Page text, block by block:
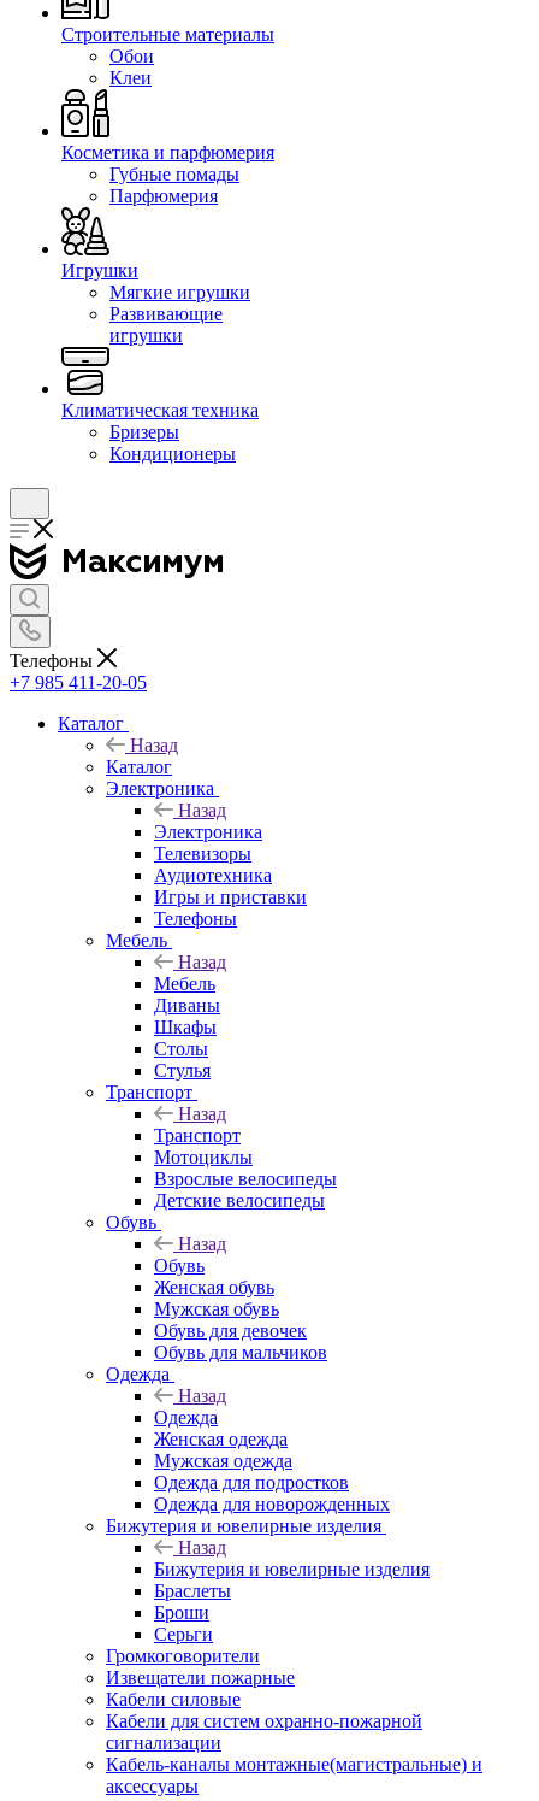
Строительные материалы
Обои
Клеи
Косметика и парфюмерия
Губные помады
Парфюмерия
Игрушки
Мягкие игрушки
Развивающие
игрушки
Климатическая техника
Бризеры
Кондиционеры
Телефоны
+7 985 411-20-05
Каталог
Назад
Каталог
Электроника
Назад
Электроника
Телевизоры
Аудиотехника
Игры и приставки
Телефоны
Мебель
Назад
Мебель
Диваны
Шкафы
Столы
Стулья
Транспорт
Назад
Транспорт
Мотоциклы
Взрослые велосипеды
Детские велосипеды
Обувь
Назад
Обувь
Женская обувь
Мужская обувь
Обувь для девочек
Обувь для мальчиков
Одежда
Назад
Одежда
Женская одежда
Мужская одежда
Одежда для подростков
Одежда для новорожденных
Бижутерия и ювелирные изделия
Назад
Бижутерия и ювелирные изделия
Браслеты
Броши
Серьги
Громкоговорители
Извещатели пожарные
Кабели силовые
Кабели для систем охранно-пожарной
сигнализации
Кабель-каналы монтажные(магистральные) и
аксессуары